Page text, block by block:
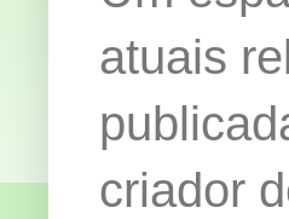
atuais
criador